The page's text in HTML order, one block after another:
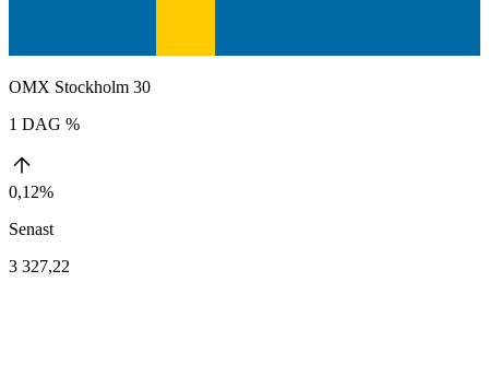
OMX Stockholm 30
1 DAG %
0,12%
Senast
3 327,22